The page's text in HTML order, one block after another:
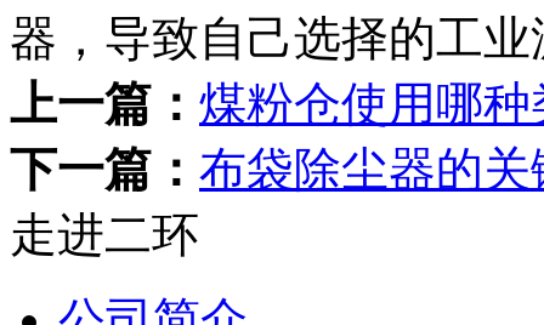
器，导致自己选择的工
上一篇： 煤粉仓使用哪
下一篇： 布袋除尘器的
走进二环